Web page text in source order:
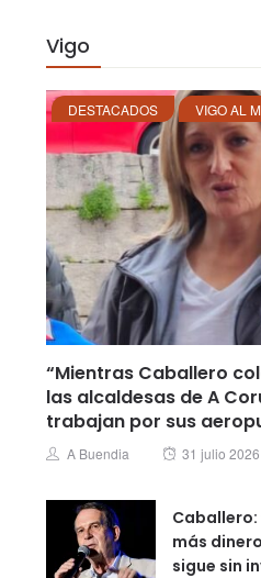
Vigo
DESTACADOS VIGO AL
“Mientras Caballero
las alcaldesas de A
trabajan por sus
Author
A Buendia
Posted
31 julio 2026
Caballero:
más
sigue sin